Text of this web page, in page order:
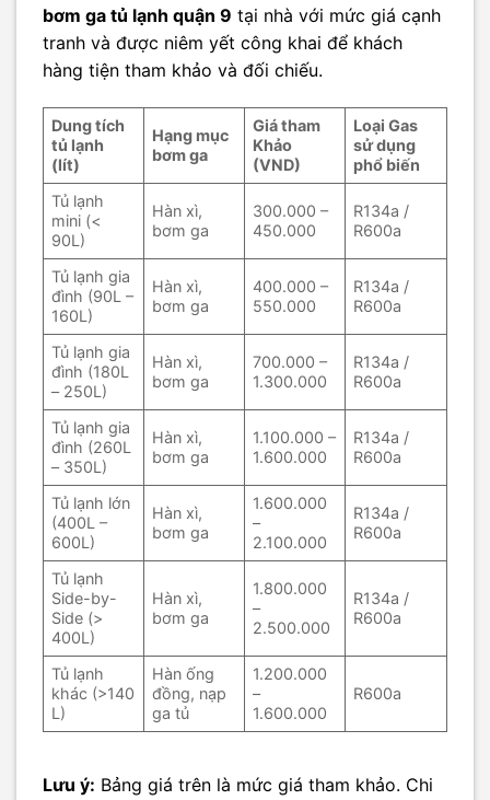
bơm ga tủ lạnh quận 9 tại nhà với mức giá cạnh
tranh và được niêm yết công khai để khách
hàng tiện tham khảo và đối chiếu.
Dung tích
tủ lạnh
(lít)
Hạng mục
bơm ga
Giá tham
Khảo
(VND)
Loại Gas
sử dụng
phổ biến
Tủ lạnh
mini (<
90L)
Hàn xì,
bơm ga
300.000 –
450.000
R134a /
R600a
Tủ lạnh gia
đình (90L –
160L)
Hàn xì,
bơm ga
400.000 –
550.000
R134a /
R600a
Tủ lạnh gia
đình (180L
– 250L)
Hàn xì,
bơm ga
700.000 –
1.300.000
R134a /
R600a
Tủ lạnh gia
đình (260L
– 350L)
Hàn xì,
bơm ga
1.100.000 –
1.600.000
R134a /
R600a
Tủ lạnh lớn
(400L –
600L)
Hàn xì,
bơm ga
1.600.000
–
2.100.000
R134a /
R600a
Tủ lạnh
Side-by-
Side (>
400L)
Hàn xì,
bơm ga
1.800.000
–
2.500.000
R134a /
R600a
Tủ lạnh
khác (>140
L)
Hàn ống
đồng, nạp
ga tủ
1.200.000
–
1.600.000
R600a
Lưu ý: Bảng giá trên là mức giá tham khảo. Chi